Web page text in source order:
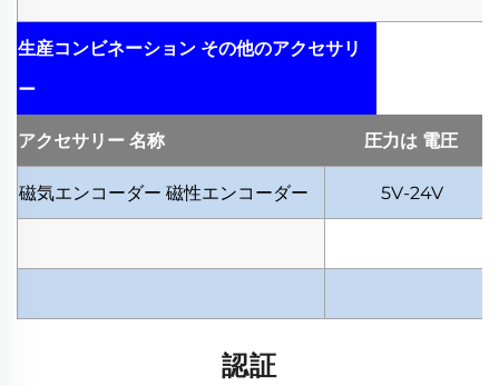
生産コンビネーション その他のアクセサリ
ー
アクセサリー 名称 圧力は 電圧
磁気エンコーダー 磁性エンコーダー 5V-24V
認証